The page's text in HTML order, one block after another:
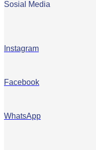
Sosial Media
Instagram
Facebook
WhatsApp